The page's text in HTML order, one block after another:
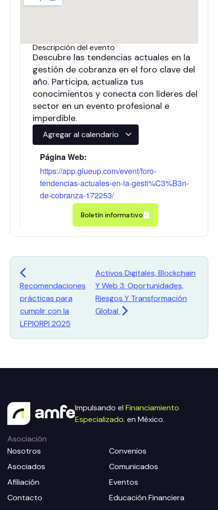
Descripción del evento
Descubre las tendencias actuales en la
gestión de cobranza en el foro clave del
año. Participa, actualiza tus
conocimientos y conecta con líderes del
sector en un evento profesional e
imperdible.
Agregar al calendario
Página Web:
https://app.glueup.com/event/foro-
tendencias-actuales-en-la-gesti%C3%B3n-
de-cobranza-172253/
Boletín informativo
Recomendaciones
prácticas para
cumplir con la
LFPIORPI 2025
Activos Digitales, Blockchain
Y Web 3: Oportunidades,
Riesgos Y Transformación
Global
Impulsando el Financiamiento
Especializado. en México.
Asociación
Nosotros
Asociados
Afiliación
Contacto
Convenios
Comunicados
Eventos
Educación Financiera